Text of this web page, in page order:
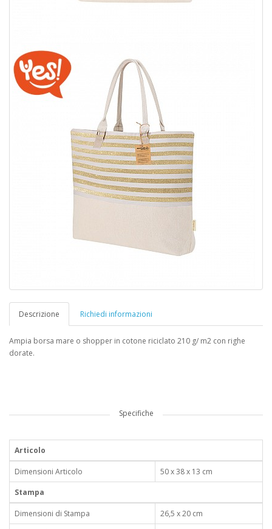
Descrizione Richiedi informazioni
Ampia borsa mare o shopper in cotone riciclato 210 g/ m2 con righe
dorate.
Specifiche
Articolo
Dimensioni Articolo
50 x 38 x 13 cm
Stampa
Dimensioni di Stampa
26,5 x 20 cm